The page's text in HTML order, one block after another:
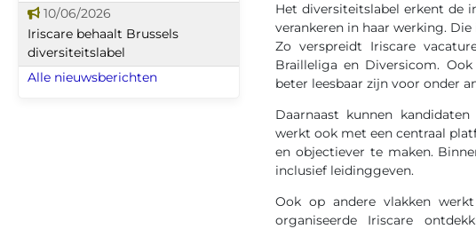
10/06/2026
Iriscare behaalt Brussels
diversiteitslabel
Alle nieuwsberichten
Het diversiteitslabel erkent de
verankeren in haar werking.
Zo verspreidt Iriscare
Brailleliga en Diversicom.
beter leesbaar zijn voor onder
Daarnaast kunnen
werkt ook met een centraal
en objectiever te maken.
inclusief leidinggeven.
Ook op andere vlakken
organiseerde Iriscare